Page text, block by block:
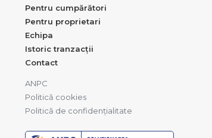
Pentru cumpărători
Pentru proprietari
Echipa
Istoric tranzacții
Contact
ANPC
Politică cookies
Politică de confidențialitate